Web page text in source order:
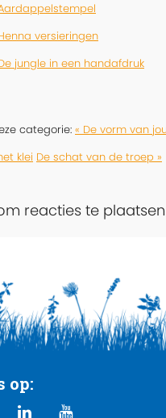
versieringen
jungle in een handafdruk
categorie: « De vorm van
klei De schat van de troep »
reacties te plaatsen
op: